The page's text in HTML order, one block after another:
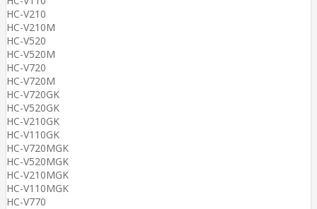
HC-V210
HC-V210M
HC-V520
HC-V520M
HC-V720
HC-V720M
HC-V720GK
HC-V520GK
HC-V210GK
HC-V110GK
HC-V720MGK
HC-V520MGK
HC-V210MGK
HC-V110MGK
HC-V770